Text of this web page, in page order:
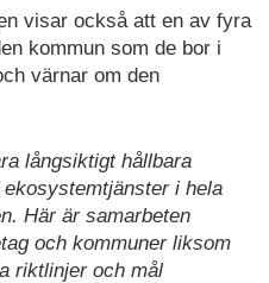
visar också att en av fyra
kommun som de bor i
värnar om den
långsiktigt hållbara
i hela
Här är samarbeten
och kommuner liksom
riktlinjer och mål